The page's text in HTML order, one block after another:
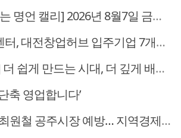
명언 캘리] 2026년 8월7일 금요일
, 대전창업허브 입주기업 7개사 모집
게 만드는 시대, 더 깊게 배우는 교육
축 영업합니다’
공주시장 예방… 지역경제 협력방안 논의